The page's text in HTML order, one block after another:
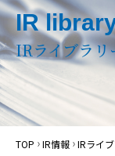
IR
IRライブラリ
TOP IR情報 IRライ